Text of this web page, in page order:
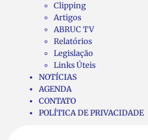
Clipping
Artigos
ABRUC TV
Relatórios
Legislação
Links Úteis
NOTÍCIAS
AGENDA
CONTATO
POLÍTICA DE PRIVACIDADE